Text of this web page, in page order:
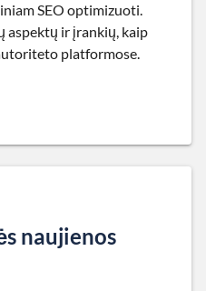
SEO optimizuoti.
aspektų ir įrankių, kaip
platformose.
naujienos